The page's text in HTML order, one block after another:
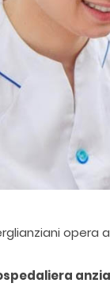
opera